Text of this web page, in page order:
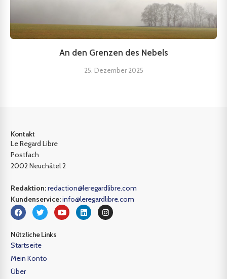
An den Grenzen des Nebels
25. Dezember 2025
Kontakt
Le Regard Libre
Postfach
2002 Neuchâtel 2
Redaktion:redaction@leregardlibre.com
Kundenservice:info@leregardlibre.com
Nützliche Links
Startseite
Mein Konto
Über